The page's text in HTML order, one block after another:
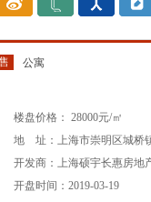
公寓
楼盘价格： 28000元/㎡
地 址：上海市崇明区城桥
开发商：上海硕宇长惠房地
开盘时间：2019-03-19